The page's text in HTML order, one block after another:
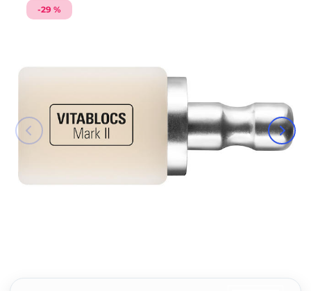
-29 %